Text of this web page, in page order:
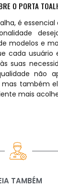
O PORTA
é essencial
modelos e
cada usuário
suas
não
também
mais
TAMBÉM